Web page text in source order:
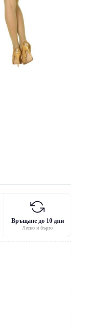
Връщане до 10 дни
Лесно и бързо